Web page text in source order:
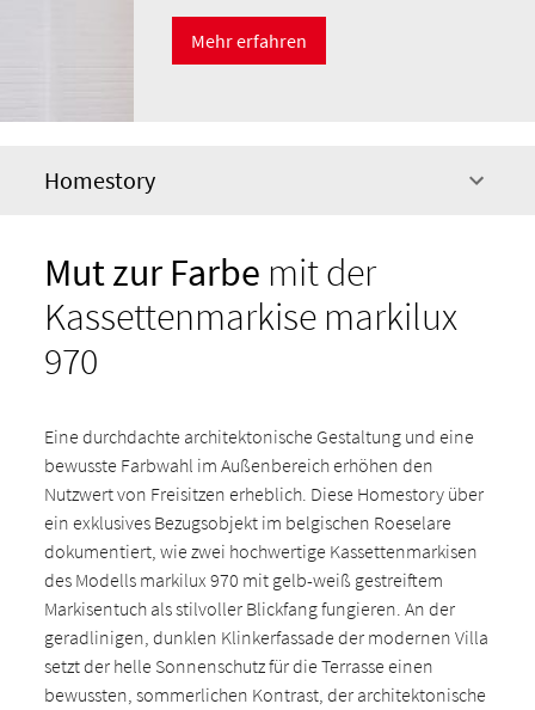
Mehr erfahren
Homestory
Mut zur Farbe mit der
Kassettenmarkise markilux
970
Eine durchdachte architektonische Gestaltung und eine
bewusste Farbwahl im Außenbereich erhöhen den
Nutzwert von Freisitzen erheblich. Diese Homestory über
ein exklusives Bezugsobjekt im belgischen Roeselare
dokumentiert, wie zwei hochwertige Kassettenmarkisen
des Modells markilux 970 mit gelb-weiß gestreiftem
Markisentuch als stilvoller Blickfang fungieren. An der
geradlinigen, dunklen Klinkerfassade der modernen Villa
setzt der helle Sonnenschutz für die Terrasse einen
bewussten, sommerlichen Kontrast, der architektonische